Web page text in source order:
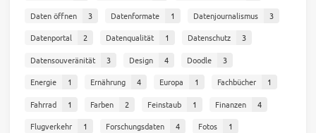
Daten öffnen
3 Datenformate 1 Datenjournalismus
3
Datenportal
2 Datenqualität 1 Datenschutz
3
Datensouveränität
3 Design 4 Doodle
3
Energie
1 Ernährung 4 Europa 1 Fachbücher
1
Fahrrad
1 Farben 2 Feinstaub 1 Finanzen
4
Flugverkehr
1 Forschungsdaten 4 Fotos
1